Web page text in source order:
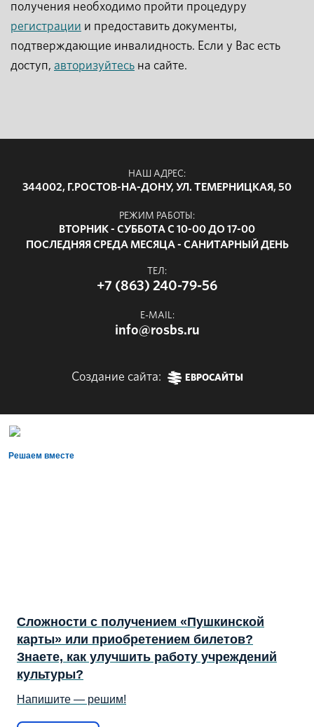
получения необходимо пройти процедуру
регистрации и предоставить документы,
подтверждающие инвалидность. Если у Вас есть
доступ, авторизуйтесь на сайте.
НАШ АДРЕС:
344002, Г.РОСТОВ-НА-ДОНУ, УЛ. ТЕМЕРНИЦКАЯ, 50
РЕЖИМ РАБОТЫ:
ВТОРНИК - СУББОТА С 10-00 ДО 17-00
ПОСЛЕДНЯЯ СРЕДА МЕСЯЦА - САНИТАРНЫЙ ДЕНЬ
ТЕЛ:
+7 (863) 240-79-56
E-MAIL:
info@rosbs.ru
Создание сайта: ЕВРОСАЙТЫ
Решаем вместе
Сложности с получением «Пушкинской
карты» или приобретением билетов?
Знаете, как улучшить работу учреждений
культуры?
Напишите — решим!